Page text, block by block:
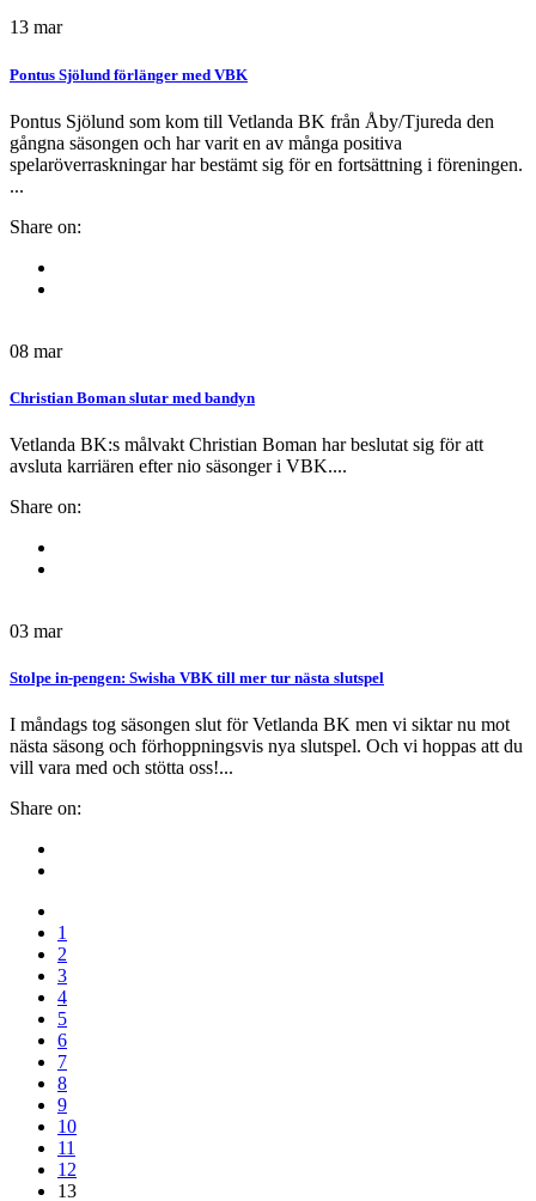
13 mar
Pontus Sjölund förlänger med VBK
Pontus Sjölund som kom till Vetlanda BK från Åby/Tjureda den
gångna säsongen och har varit en av många positiva
spelaröverraskningar har bestämt sig för en fortsättning i föreningen.
...
Share on:
08 mar
Christian Boman slutar med bandyn
Vetlanda BK:s målvakt Christian Boman har beslutat sig för att
avsluta karriären efter nio säsonger i VBK....
Share on:
03 mar
Stolpe in-pengen: Swisha VBK till mer tur nästa slutspel
I måndags tog säsongen slut för Vetlanda BK men vi siktar nu mot
nästa säsong och förhoppningsvis nya slutspel. Och vi hoppas att du
vill vara med och stötta oss!...
Share on:
1
2
3
4
5
6
7
8
9
10
11
12
13